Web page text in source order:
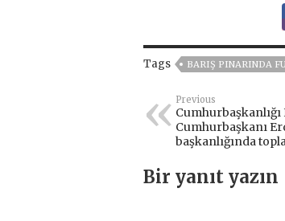
Tags BARIŞ PINARINDA
Previous
Cumhurbaşkanlığı
Cumhurbaşkanı
başkanlığında
Bir yanıt yazın